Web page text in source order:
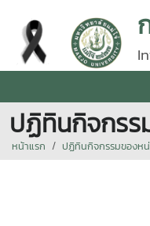
ปฏิทินกิจกรร
หน้าแรก ปฏิทินกิจกรรมของห